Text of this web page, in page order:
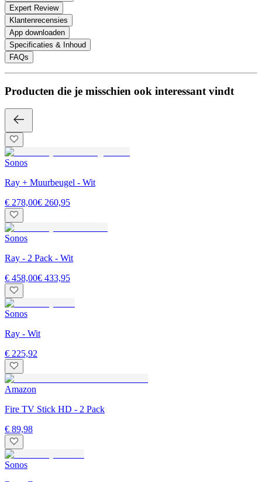
Expert Review
Klantenrecensies
App downloaden
Specificaties & Inhoud
FAQs
Producten die je misschien ook interessant vindt
Sonos
Ray + Muurbeugel - Wit
€ 278,00€ 260,95
Sonos
Ray - 2 Pack - Wit
€ 458,00€ 433,95
Sonos
Ray - Wit
€ 225,92
Amazon
Fire TV Stick HD - 2 Pack
€ 89,98
Sonos